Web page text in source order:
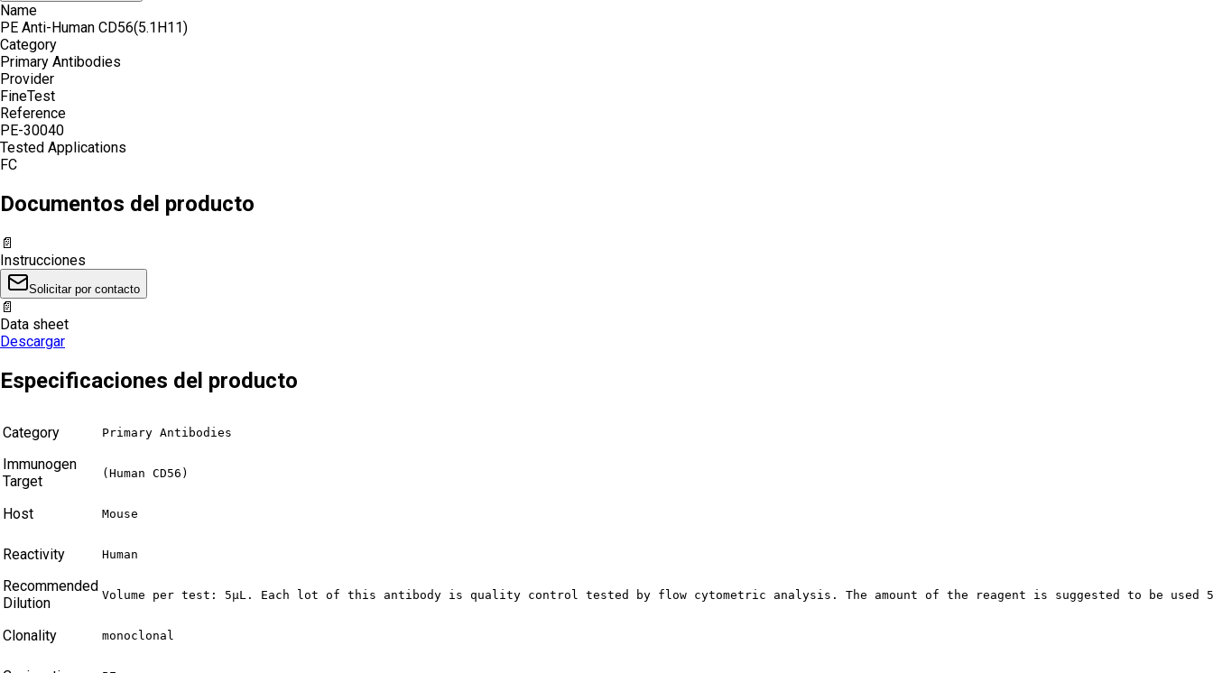
Name
PE Anti-Human CD56(5.1H11)
Category
Primary Antibodies
Provider
FineTest
Reference
PE-30040
Tested Applications
FC
Documentos del producto
📄
Instrucciones
Solicitar por contacto
📄
Data sheet
Descargar
Especificaciones del producto
Category Primary Antibodies
Immunogen
Target
(Human CD56)
Host Mouse
Reactivity Human
Recommended
Dilution
Volume per test: 5μL. Each lot of this antibody is quality control tested by flow cytometric analysis. The amount of the reagent is suggested to be
Clonality monoclonal